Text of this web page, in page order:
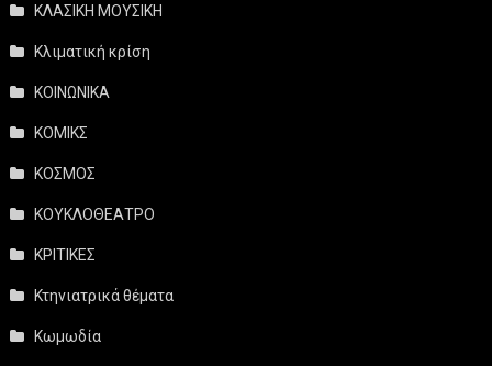
ΚΛΑΣΙΚΗ ΜΟΥΣΙΚΗ
Κλιματική κρίση
ΚΟΙΝΩΝΙΚΑ
ΚΟΜΙΚΣ
ΚΟΣΜΟΣ
ΚΟΥΚΛΟΘΕΑΤΡΟ
ΚΡΙΤΙΚΕΣ
Κτηνιατρικά θέματα
Κωμωδία